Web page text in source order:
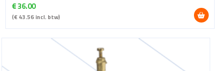
€36.00
(€ 43.56incl. btw)